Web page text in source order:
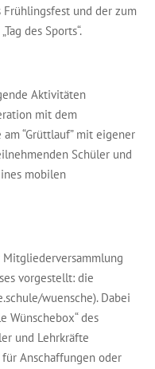
Frühlingsfest und der zum
des Sports“.
Aktivitäten
mit dem
am “Grüttlauf” mit eigener
Schüler und
mobilen
vorgestellt: die
wuensche). Dabei
Wünschebox“ des
und Lehrkräfte
Anschaffungen oder